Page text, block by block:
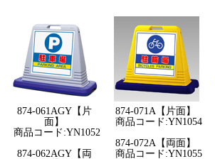
874-061AGY【片
面】
商品コード:YN1052
874-062AGY【両
874-071A【片面】
商品コード:YN1054
874-072A【両面】
商品コード:YN1055